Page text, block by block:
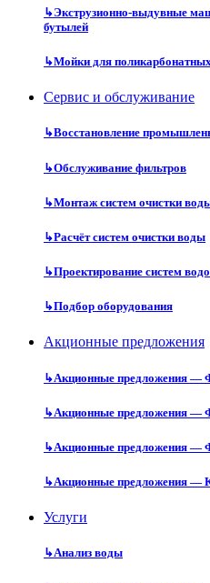
↳Экструзионно-выдувные
бутылей
↳Мойки для
Сервис и обслуживание
↳Восстановление
↳Обслуживание фильтров
↳Монтаж систем очистки
↳Расчёт систем очистки воды
↳Проектирование систем
↳Подбор оборудования
Акционные предложения
↳Акционные предложения —
↳Акционные предложения —
↳Акционные предложения —
↳Акционные предложения —
Услуги
↳Анализ воды